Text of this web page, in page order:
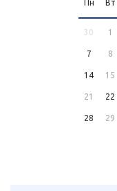
Пн Вт
30 1
7 8
14 15
21 22
28 29